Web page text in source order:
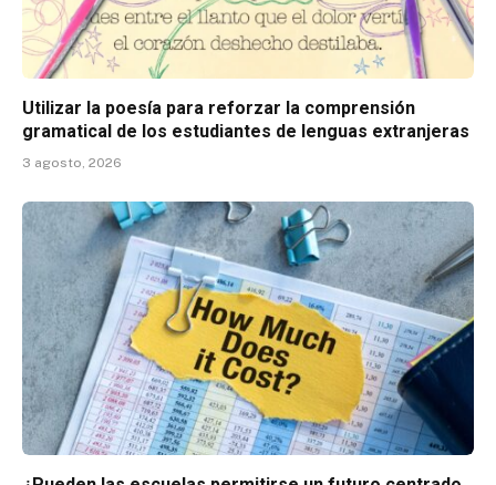
Utilizar la poesía para reforzar la comprensión
gramatical de los estudiantes de lenguas extranjeras
3 agosto, 2026